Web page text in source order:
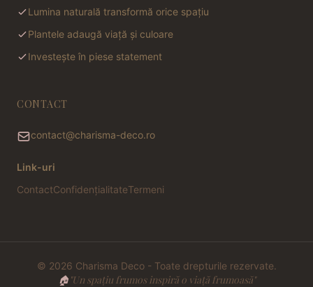
Lumina naturală transformă orice spațiu
Plantele adaugă viață și culoare
Investește în piese statement
CONTACT
contact@charisma-deco.ro
Link-uri
ContactConfidențialitateTermeni
© 2026 Charisma Deco - Toate drepturile rezervate.
🏠 "Un spațiu frumos inspiră o viață frumoasă"